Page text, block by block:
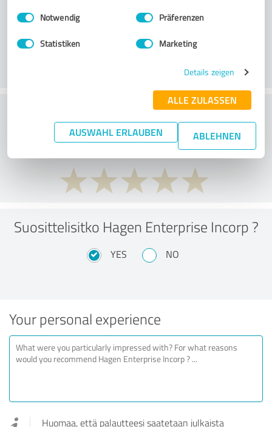
Impressum Datenschutzbestimmungen
Einwilligungsauswahl
Notwendig Präferenzen
Statistiken Marketing
Details zeigen
ALLE ZULASSEN
AUSWAHL ERLAUBEN ABLEHNEN
Asiakaspalvelu
What do you think of the price to
performance ratio?
Suosittelisitko Hagen Enterprise Incorp ?
YES NO
Your personal experience
Huomaa, että palautteesi saatetaan julkaista